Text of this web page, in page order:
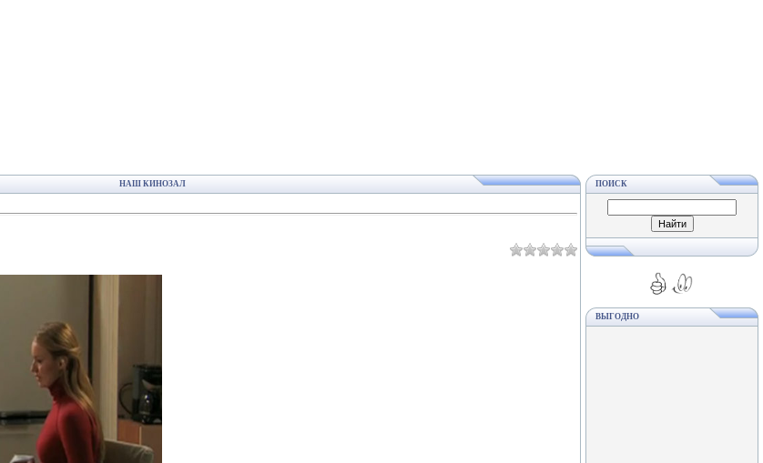
НАШ КИНОЗАЛ ПОИСК
ВЫГОДНО